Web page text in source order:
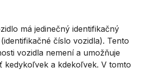
má jedinečný identifikačný
číslo vozidla). Tento
vozidla nemení a umožňuje
kedykoľvek a kdekoľvek. V tomto